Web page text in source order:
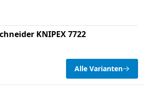
KNIPEX 7722
Alle Varianten